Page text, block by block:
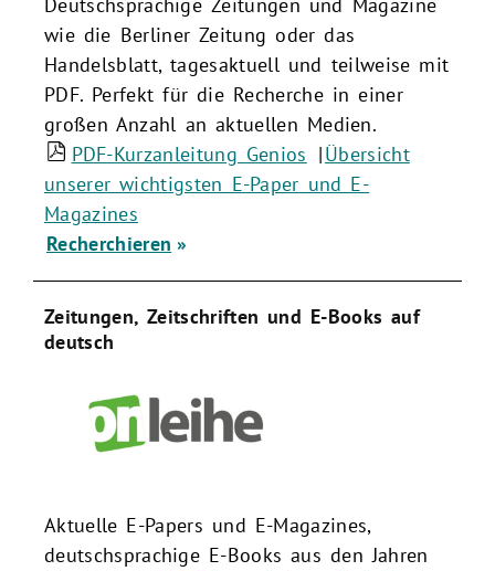
wie die Berliner Zeitung oder das
Handelsblatt, tagesaktuell und teilweise mit
PDF. Perfekt für die Recherche in einer
großen Anzahl an aktuellen Medien.
PDF-Kurzanleitung Genios |Übersicht
unserer wichtigsten E-Paper und E-
Magazines
Recherchieren
Zeitungen, Zeitschriften und E-Books auf
deutsch
Aktuelle E-Papers und E-Magazines,
deutschsprachige E-Books aus den Jahren